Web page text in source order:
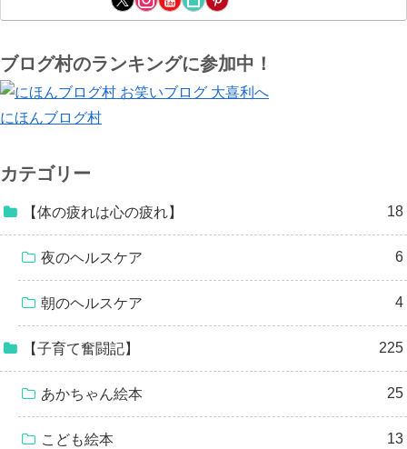
ブログ村のランキングに参加中！
にほんブログ村
カテゴリー
【体の疲れは心の疲れ】 18
夜のヘルスケア 6
朝のヘルスケア 4
【子育て奮闘記】 225
あかちゃん絵本 25
こども絵本 13